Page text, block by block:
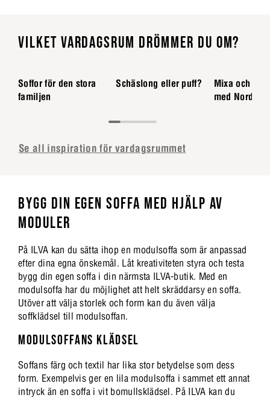
VILKET VARDAGSRUM DRÖMMER DU OM?
Soffor för den stora
familjen
Schäslong eller puff?
Mixa och
med
Se all inspiration för vardagsrummet
BYGG DIN EGEN SOFFA MED HJÄLP AV
MODULER
På ILVA kan du sätta ihop en modulsoffa som är anpassad
efter dina egna önskemål. Låt kreativiteten styra och testa
bygg din egen soffa i din närmsta ILVA-butik. Med en
modulsoffa har du möjlighet att helt skräddarsy en soffa.
Utöver att välja storlek och form kan du även välja
soffklädsel till modulsoffan.
MODULSOFFANS KLÄDSEL
Soffans färg och textil har lika stor betydelse som dess
form. Exempelvis ger en lila modulsoffa i sammet ett annat
intryck än en soffa i vit bomullsklädsel. På ILVA kan du